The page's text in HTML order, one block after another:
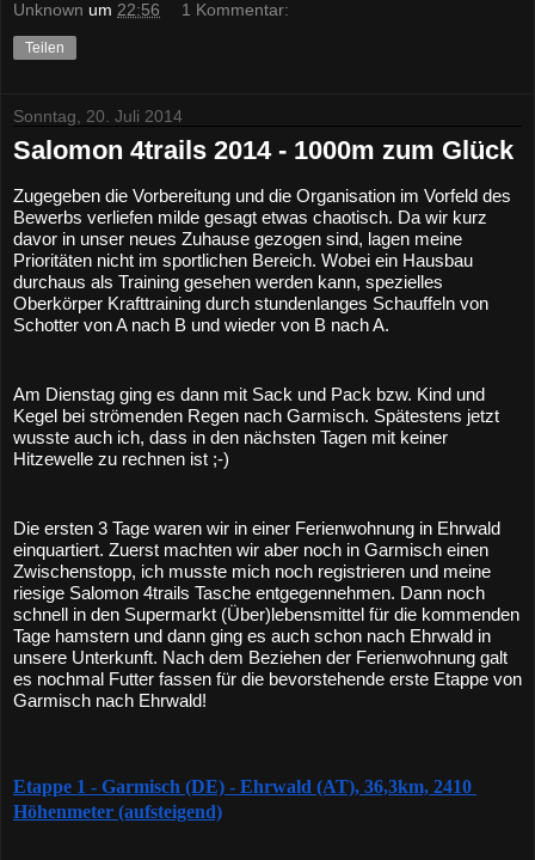
Unknown um 22:56 1 Kommentar:
Teilen
Sonntag, 20. Juli 2014
Salomon 4trails 2014 - 1000m zum Glück
Zugegeben die Vorbereitung und die Organisation im Vorfeld des
Bewerbs verliefen milde gesagt etwas chaotisch. Da wir kurz
davor in unser neues Zuhause gezogen sind, lagen meine
Prioritäten nicht im sportlichen Bereich. Wobei ein Hausbau
durchaus als Training gesehen werden kann, spezielles
Oberkörper Krafttraining durch stundenlanges Schauffeln von
Schotter von A nach B und wieder von B nach A.
Am Dienstag ging es dann mit Sack und Pack bzw. Kind und
Kegel bei strömenden Regen nach Garmisch. Spätestens jetzt
wusste auch ich, dass in den nächsten Tagen mit keiner
Hitzewelle zu rechnen ist ;-)
Die ersten 3 Tage waren wir in einer Ferienwohnung in Ehrwald
einquartiert. Zuerst machten wir aber noch in Garmisch einen
Zwischenstopp, ich musste mich noch registrieren und meine
riesige Salomon 4trails Tasche entgegennehmen. Dann noch
schnell in den Supermarkt (Über)lebensmittel für die kommenden
Tage hamstern und dann ging es auch schon nach Ehrwald in
unsere Unterkunft. Nach dem Beziehen der Ferienwohnung galt
es nochmal Futter fassen für die bevorstehende erste Etappe von
Garmisch nach Ehrwald!
Etappe 1 - Garmisch (DE) - Ehrwald (AT), 36,3km, 2410
Höhenmeter (aufsteigend)